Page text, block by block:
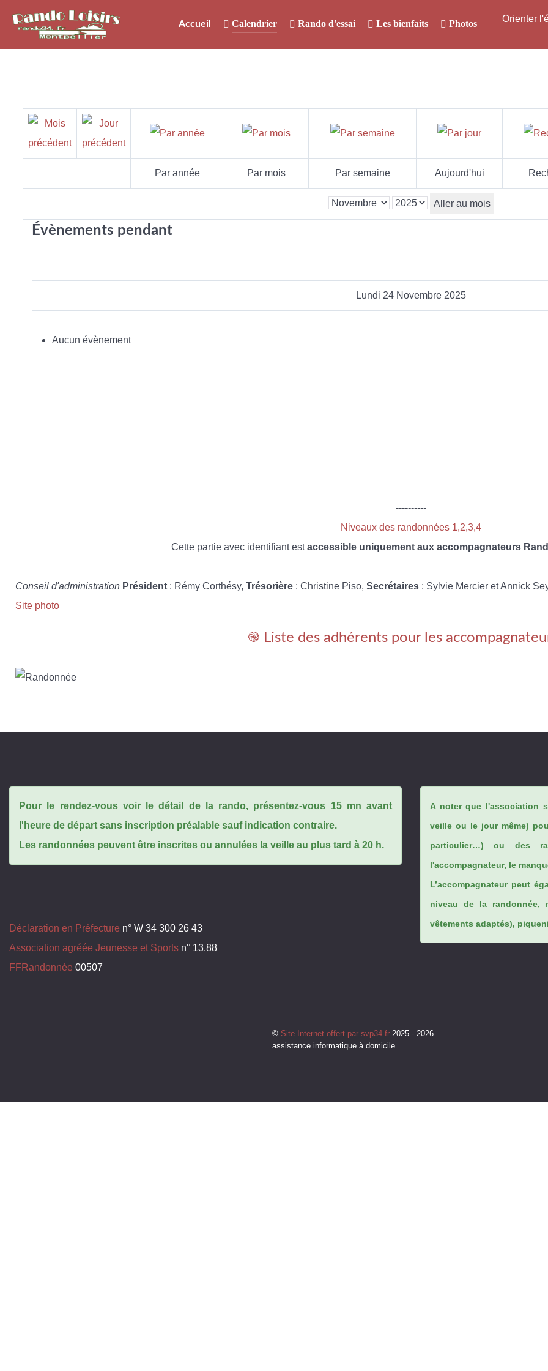
Accueil Calendrier Rando d'essai Les bienfaits Photos Orienter
Par année Par mois Par semaine Aujourd'hui
Aller au mois
Évènements pendant
Lundi 24 Novembre 2025
Aucun évènement
----------
Niveaux des randonnées 1,2,3,4
Cette partie avec identifiant estaccessible uniquement aux accompagnateurs
Conseil d'administration Président : Rémy Corthésy, Trésorière : Christine Piso, Secrétaires : Sylvie Mercier et Annick
Site photo
֎ Liste des adhérents pour les
Pour le rendez-vous voir le détail de la rando, présentez-vous 15 mn avant
l'heure de départ sans inscription préalable sauf indication contraire.
Les randonnées peuvent être inscrites ou annulées la veille au plus tard à 20 h.
Déclaration en Préfecture n° W 34 300 26 43
Association agréée Jeunesse et Sports n° 13.88
FFRandonnée 00507
A noter que l'association
veille ou le jour même)
particulier…) ou des
l'accompagnateur, le
L’accompagnateur peut
niveau de la randonnée,
vêtements adaptés),
© Site Internet offert par svp34.fr 2025 - 2026
assistance informatique à domicile